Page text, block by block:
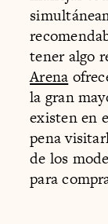
tener algo
Arena
la gran
existen en
pena
de los
para